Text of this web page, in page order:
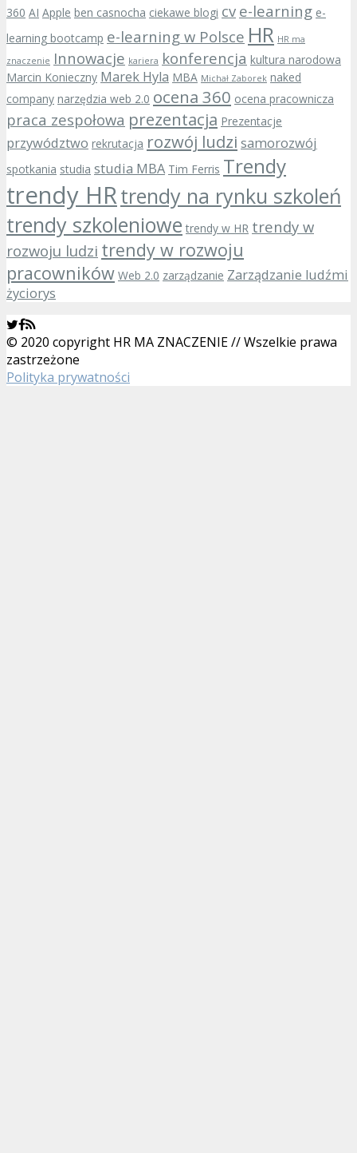
360 AI Apple ben casnocha ciekawe blogi cv e-learning e-
learning bootcamp e-learning w Polsce HR HR ma
znaczenie Innowacje kariera konferencja kultura narodowa
Marcin Konieczny Marek Hyla MBA Michał Zaborek naked
company narzędzia web 2.0 ocena 360 ocena pracownicza
praca zespołowa prezentacja Prezentacje
przywództwo rekrutacja rozwój ludzi samorozwój
spotkania studia studia MBA Tim Ferris Trendy
trendy HRtrendy na rynku szkoleń
trendy szkoleniowe trendy w HR trendy w
rozwoju ludzi trendy w rozwoju
pracowników Web 2.0 zarządzanie Zarządzanie ludźmi
życiorys
© 2020 copyright HR MA ZNACZENIE // Wszelkie prawa
zastrzeżone
Polityka prywatności